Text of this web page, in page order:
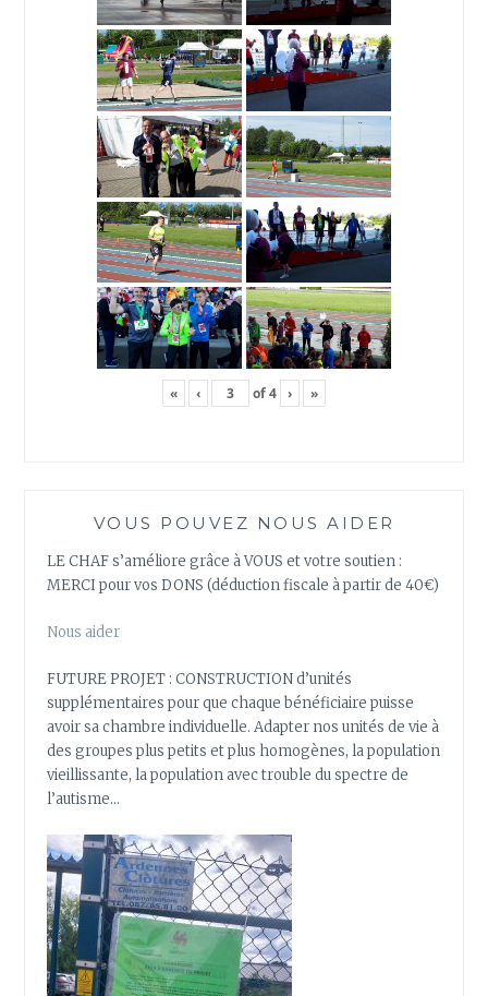
« ‹ of4 › »
VOUS POUVEZ NOUS AIDER
LE CHAF s’améliore grâce à VOUS et votre soutien :
MERCI pour vos DONS (déduction fiscale à partir de 40€)
Nous aider
FUTURE PROJET : CONSTRUCTION d’unités
supplémentaires pour que chaque bénéficiaire puisse
avoir sa chambre individuelle. Adapter nos unités de vie à
des groupes plus petits et plus homogènes, la population
vieillissante, la population avec trouble du spectre de
l’autisme…